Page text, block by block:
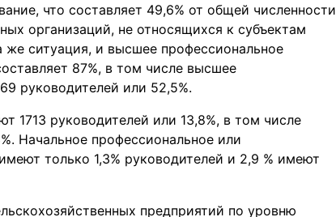
что составляет 49,6% от общей численности
организаций, не относящихся к субъектам
же ситуация, и высшее профессиональное
87%, в том числе высшее
руководителей или 52,5%.
1713 руководителей или 13,8%, в том числе
Начальное профессиональное или
только 1,3% руководителей и 2,9 % имеют
предприятий по уровню